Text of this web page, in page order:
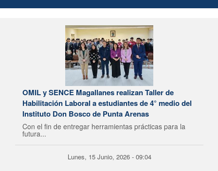
OMIL y SENCE Magallanes realizan Taller de
Habilitación Laboral a estudiantes de 4° medio del
Instituto Don Bosco de Punta Arenas
Con el fin de entregar herramientas prácticas para la
futura...
Lunes, 15 Junio, 2026 - 09:04